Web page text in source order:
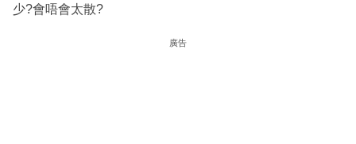
少?會唔會太散?
廣告